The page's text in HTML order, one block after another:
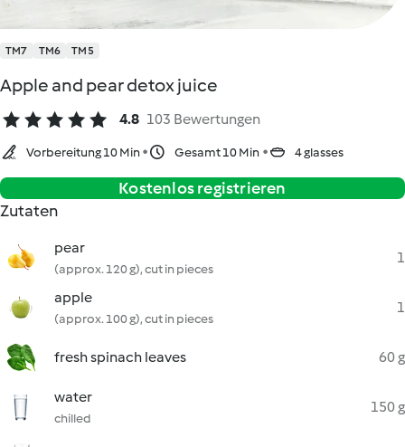
TM7 TM6 TM5
Apple and pear detox juice
4.8 103 Bewertungen
Vorbereitung 10 Min Gesamt 10 Min 4 glasses
Kostenlos registrieren
Zutaten
pear
(approx. 120 g), cut in pieces
1
apple
(approx. 100 g), cut in pieces
1
fresh spinach leaves 60 g
water
chilled
150 g